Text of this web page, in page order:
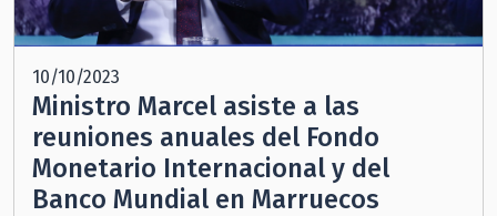
10/10/2023
Ministro Marcel asiste a las
reuniones anuales del Fondo
Monetario Internacional y del
Banco Mundial en Marruecos